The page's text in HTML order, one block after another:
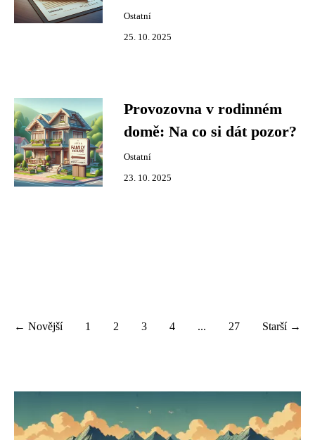
Ostatní
25. 10. 2025
Provozovna v rodinném
domě: Na co si dát pozor?
Ostatní
23. 10. 2025
← Novější 1 2 3 4 ... 27 Starší →